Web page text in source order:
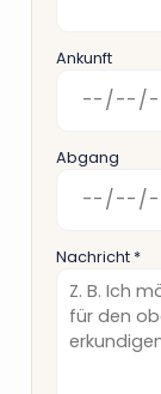
Ankunft
Abgang
Nachricht *